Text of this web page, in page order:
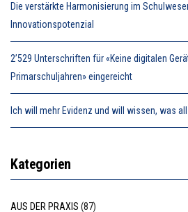
Die verstärkte Harmonisierung im
Innovationspotenzial
2’529 Unterschriften für «Keine digitalen
Primarschuljahren» eingereicht
Ich will mehr Evidenz und will wissen, was
Kategorien
AUS DER PRAXIS (87)